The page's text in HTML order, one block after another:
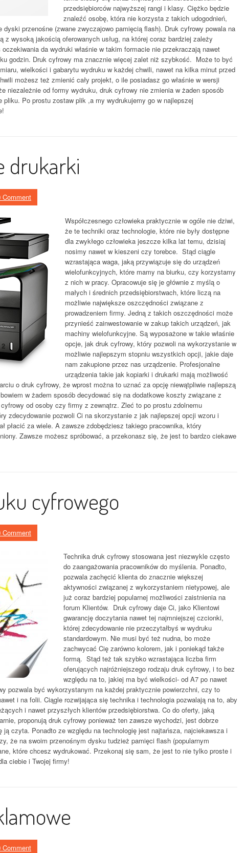
przedsiębiorców najwyższej rangi i klasy. Ciężko będzie
znaleźć osobę, która nie korzysta z takich udogodnień,
przenośne (zwane zwyczajowo pamięcią flash). Druk cyfrowy powala na
z wysoką jakością oferowanych usług, na której coraz bardziej zależy
da wydruki właśnie w takim formacie nie przekraczają nawet
godzin. Druk cyfrowy ma znacznie więcej zalet niż szybkość. Może to być
wielkości i gabarytu wydruku w każdej chwili, nawet na kilka minut przed
możesz też zmienić cały projekt, o ile posiadasz go właśnie w wersji
niezależnie od formy wydruku, druk cyfrowy nie zmienia w żaden sposób
Po prostu zostaw plik ,a my wydrukujemy go w najlepszej
drukarki
Comment
Współczesnego człowieka praktycznie w ogóle nie dziwi,
że te techniki oraz technologie, które nie były dostępne
dla zwykłego człowieka jeszcze kilka lat temu, dzisiaj
nosimy nawet w kieszeni czy torebce. Stąd ciągle
wzrastająca waga, jaką przywiązuje się do urządzeń
wielofunkcyjnych, które mamy na biurku, czy korzystamy
z nich w pracy. Opracowuje się je głównie z myślą o
małych i średnich przedsiębiorstwach, które liczą na
możliwie największe oszczędności związane z
prowadzeniem firmy. Jedną z takich oszczędności może
przynieść zainwestowanie w zakup takich urządzeń, jak
machiny wielofunkcyjne. Są wyposażone w takie właśnie
opcje, jak druk cyfrowy, który pozwoli na wykorzystanie w
możliwie najlepszym stopniu wszystkich opcji, jakie daje
nam zakupione przez nas urządzenie. Profesjonalne
urządzenia takie jak kopiarki i drukarki mają możliwość
o druk cyfrowy, że wprost można to uznać za opcję niewątpliwie najlepszą
w żadem sposób decydować się na dodatkowe koszty związane z
od osoby czy firmy z zewnątrz. Zleć to po prostu zdolnemu
zdecydowanie pozwoli Ci na skorzystanie z jak najlepszej opcji wzoru i
płacić za wiele. A zawsze zdobędziesz takiego pracownika, który
Zawsze możesz spróbować, a przekonasz się, że jest to bardzo ciekawe
cyfrowego
Comment
Technika druk cyfrowy stosowana jest niezwykle często
do zaangażowania pracowników do myślenia. Ponadto,
pozwala zachęcić klienta do znacznie większej
aktywności związanej z wykorzystaniem nietypowej, ale
już coraz bardziej popularnej możliwości zaistnienia na
forum Klientów. Druk cyfrowy daje Ci, jako Klientowi
gwarancję doczytania nawet tej najmniejszej czcionki,
której zdecydowanie nie przeczytałbyś w wydruku
standardowym. Nie musi być też nudna, bo może
zachwycać Cię zarówno kolorem, jak i poniekąd także
formą. Stąd też tak szybko wzrastająca liczba firm
oferujących najróżniejszego rodzaju druk cyfrowy, i to bez
względu na to, jakiej ma być wielkości- od A7 po nawet
pozwala być wykorzystanym na każdej praktycznie powierzchni, czy to
i na folii. Ciągle rozwijająca się technika i technologia pozwalają na to, aby
i nawet przyszłych klientów przedsiębiorstwa. Co do oferty, jaką
proponują druk cyfrowy ponieważ ten zawsze wychodzi, jest dobrze
ją czyta. Ponadto ze względu na technologię jest najtańsza, najciekawsza i
że na swoim przenośnym dysku tudzież pamięci flash (popularnym
które chcesz wydrukować. Przekonaj się sam, że jest to nie tylko proste i
ciebie i Twojej firmy!
Comment